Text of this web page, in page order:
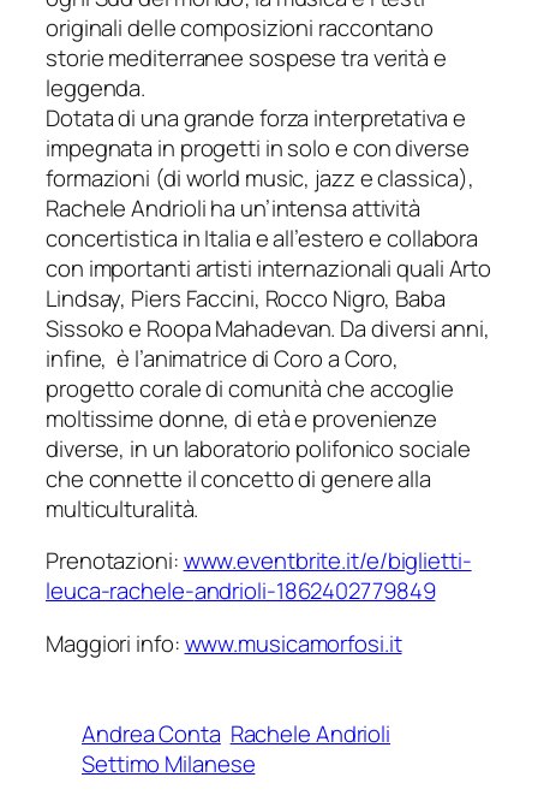
originali delle composizioni raccontano
storie mediterranee sospese tra verità e
leggenda.
Dotata di una grande forza interpretativa e
impegnata in progetti in solo e con diverse
formazioni (di world music, jazz e classica),
Rachele Andrioli ha un’intensa attività
concertistica in Italia e all’estero e collabora
con importanti artisti internazionali quali Arto
Lindsay, Piers Faccini, Rocco Nigro, Baba
Sissoko e Roopa Mahadevan. Da diversi anni,
infine, è l’animatrice diCoro a Coro,
progetto corale di comunità che accoglie
moltissime donne, di età e provenienze
diverse, in un laboratorio polifonico sociale
che connette il concetto di genere alla
multiculturalità.
Prenotazioni:www.eventbrite.it/e/biglietti-
leuca-rachele-andrioli-1862402779849
Maggiori info:www.musicamorfosi.it
Andrea Conta Rachele Andrioli
Settimo Milanese